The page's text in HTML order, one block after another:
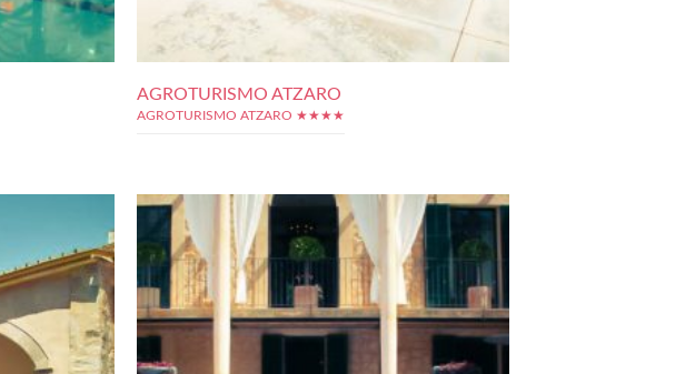
AGROTURISMO ATZARO
AGROTURISMO ATZARO ★★★★